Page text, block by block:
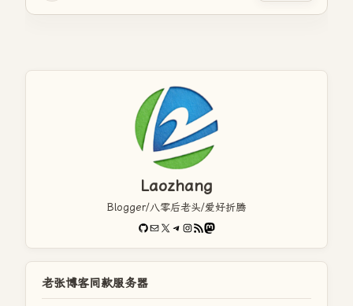
Laozhang
Blogger/八零后老头/爱好折腾
GitHub
电子邮件X Telegram
Instagram
RSS FeedMastodon
老张博客同款服务器